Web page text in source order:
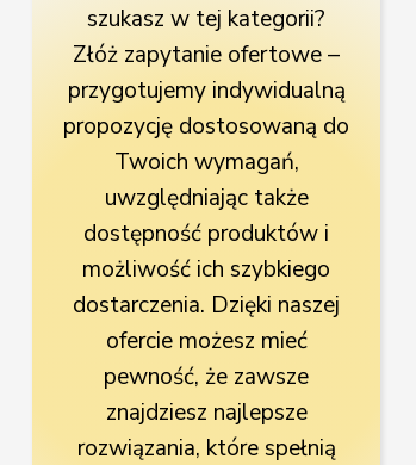
szukasz w tej kategorii?
Złóż zapytanie ofertowe –
przygotujemy indywidualną
propozycję dostosowaną do
Twoich wymagań,
uwzględniając także
dostępność produktów i
możliwość ich szybkiego
dostarczenia. Dzięki naszej
ofercie możesz mieć
pewność, że zawsze
znajdziesz najlepsze
rozwiązania, które spełnią